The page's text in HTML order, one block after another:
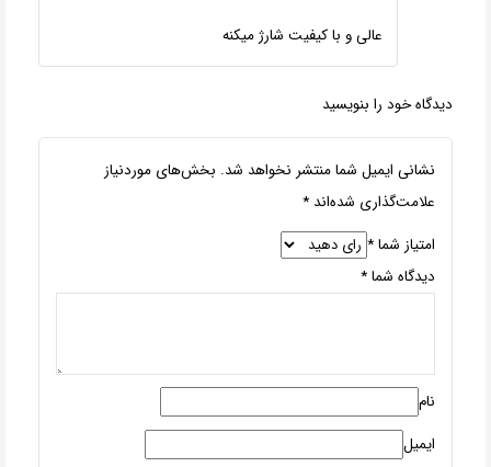
عالی و با کیفیت شارژ میکنه
دیدگاه خود را بنویسید
نشانی ایمیل شما منتشر نخواهد شد. بخش‌های موردنیاز
علامت‌گذاری شده‌اند *
امتیاز شما*
دیدگاه شما*
نام
ایمیل